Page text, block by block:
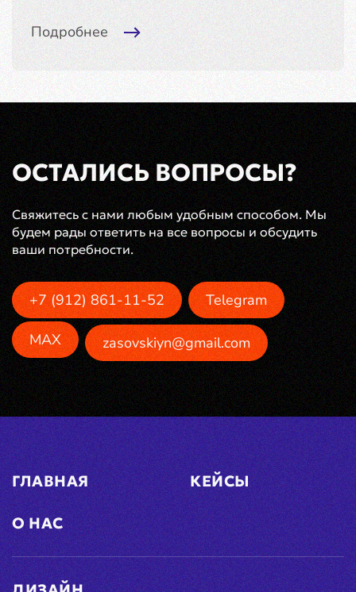
Подробнее
ОСТАЛИСЬ ВОПРОСЫ?
Свяжитесь с нами любым удобным способом. Мы
будем рады ответить на все вопросы и обсудить
ваши потребности.
+7 (912) 861-11-52 Telegram
MAX zasovskiyn@gmail.com
ГЛАВНАЯ КЕЙСЫ
О НАС